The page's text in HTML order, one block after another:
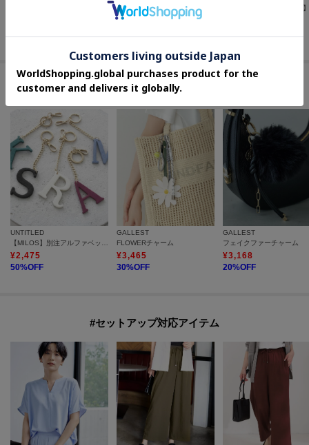
CATチャーム
¥3,960
#ギフトにもおすすめのチャーム
UNTITLED
【MILOS】別注アルファベットチャーム
¥2,475
50%OFF
GALLEST
FLOWERチャーム
¥3,465
30%OFF
GALLEST
フェイクファーチャーム
¥3,168
20%OFF
#セットアップ対応アイテム